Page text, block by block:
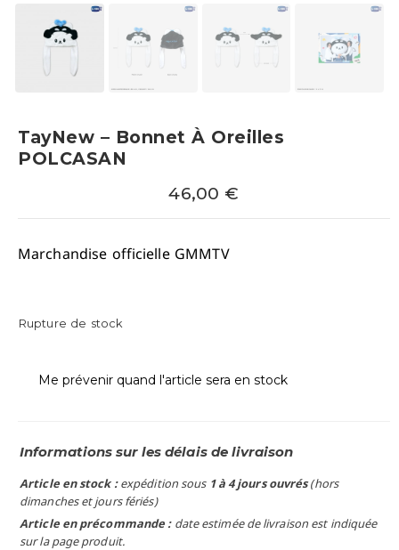
TayNew – Bonnet À Oreilles
POLCASAN
46,00 €
Marchandise officielle GMMTV
Rupture de stock
Me prévenir quand l'article sera en stock
Informations sur les délais de livraison
Article en stock :expédition sous 1 à 4 jours ouvrés(hors
dimanches et jours fériés)
Article en précommande : date estimée de livraison est indiquée
sur la page produit.